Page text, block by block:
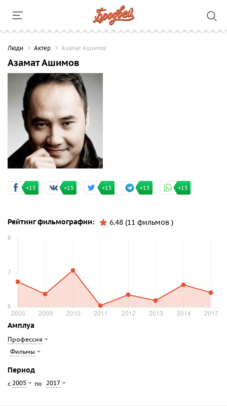
Люди Актер Азамат Ашимов
Азамат Ашимов
+15 +15 +15 +15 +15
Рейтинг фильмографии: 6.48 (11 фильмов )
Амплуа
Профессия
Фильмы
Период
с 2005 по 2017